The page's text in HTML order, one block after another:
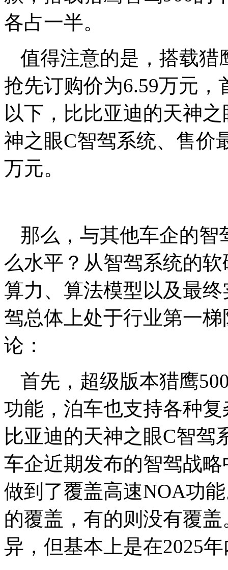
各占一半。
值得注意的是， 搭载猎
抢先订购价为6.59万元
以下，比比亚迪的天神
神之眼C智驾系统、售价
万元。
那么，与其他车企的智
么水平？从智驾系统的
算力、算法模型以及最
驾总体上处于行业第一
论：
首先，超级版本猎鹰
功能，泊车也支持各种
比亚迪的天神之眼C智驾
车企近期发布的智驾战
做到了覆盖高速NOA功
的覆盖，有的则没有覆
异，但基本上是在2025